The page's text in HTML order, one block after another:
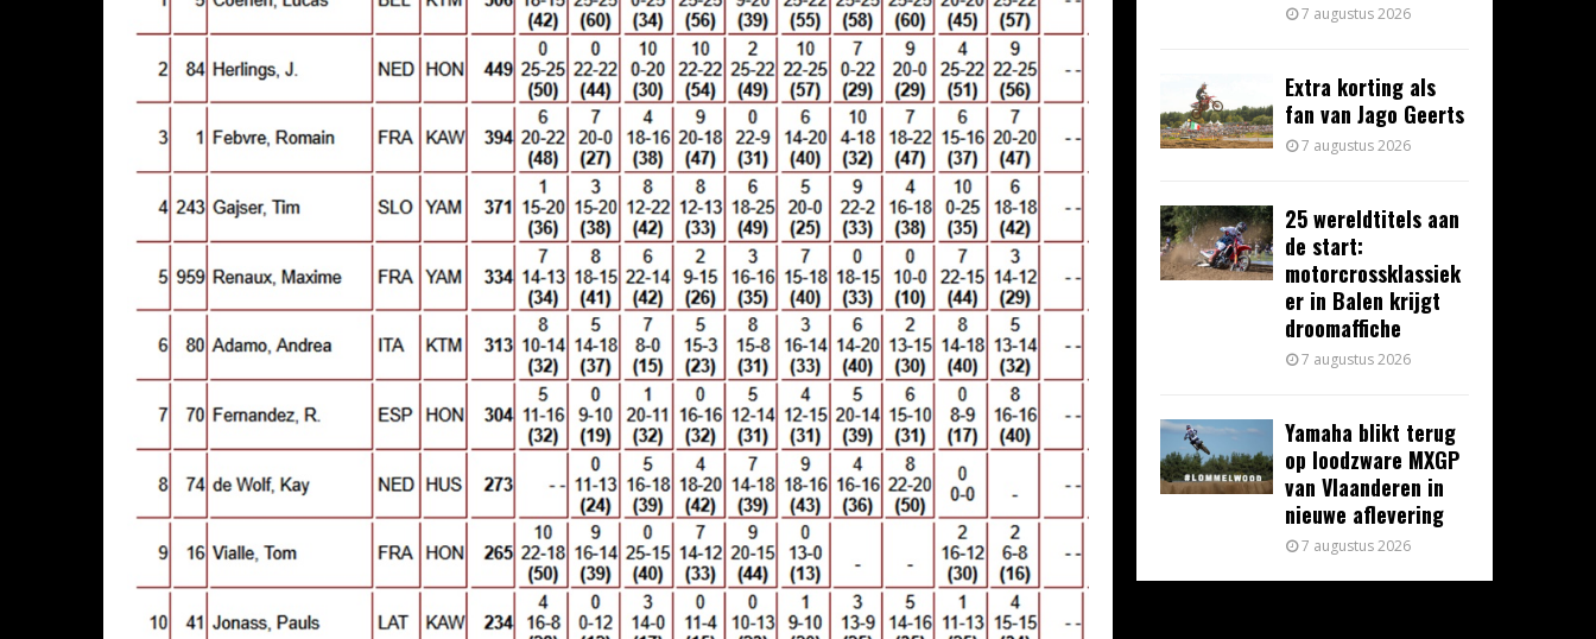
7 augustus 2026
Extra korting als
fan van Jago Geerts
7 augustus 2026
25 wereldtitels aan
de start:
motorcrossklassiek
er in Balen krijgt
droomaffiche
7 augustus 2026
Yamaha blikt terug
op loodzware MXGP
van Vlaanderen in
nieuwe aflevering
7 augustus 2026